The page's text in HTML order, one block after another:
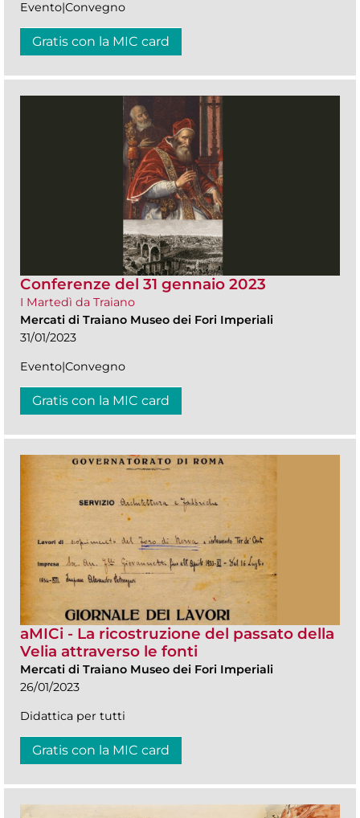
Evento|Convegno
Gratis con la MIC card
Conferenze del 31 gennaio 2023
I Martedì da Traiano
Mercati di Traiano Museo dei Fori Imperiali
31/01/2023
Evento|Convegno
Gratis con la MIC card
aMICi - La ricostruzione del passato della
Velia attraverso le fonti
Mercati di Traiano Museo dei Fori Imperiali
26/01/2023
Didattica per tutti
Gratis con la MIC card